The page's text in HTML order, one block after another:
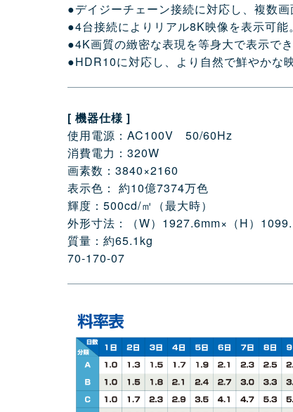
●デイジーチェーン接続に対応し、複数画
●4台接続によりリアル8K映像を表示可能。
●4K画質の緻密な表現を等身大で表示で
●HDR10に対応し、より自然で鮮やかな映
[ 機器仕様 ]
使用電源：AC100V 50/60Hz
消費電力：320W
画素数：3840×2160
表示色： 約10億7374万色
輝度：500cd/㎡（最大時）
外形寸法：（W）1927.6mm×（H）
質量：約65.1kg
70-170-07